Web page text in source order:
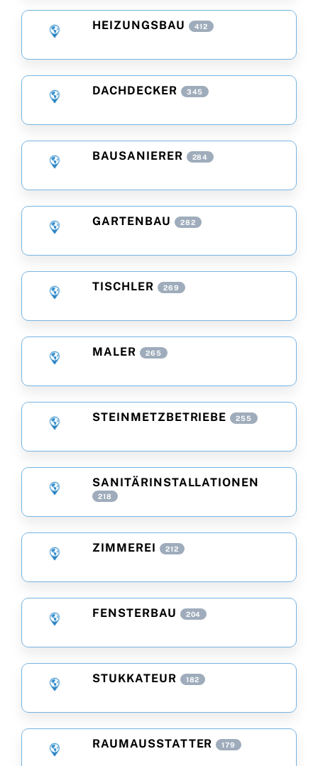
HEIZUNGSBAU 412
DACHDECKER 345
BAUSANIERER 284
GARTENBAU 282
TISCHLER 269
MALER 265
STEINMETZBETRIEBE 255
SANITÄRINSTALLATIONEN
218
ZIMMEREI 212
FENSTERBAU 204
STUKKATEUR 182
RAUMAUSSTATTER 179